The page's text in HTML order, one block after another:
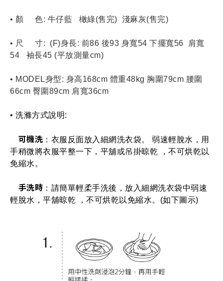
• 顏     色: 牛仔藍   橄綠(售完) 淺麻灰(售完)
• 尺     寸:  (F)身長: 前86 後93 身寬54 下擺寬56  肩寬
54   袖長45 (平放測量cm)
• MODEL身型: 身高168cm 體重48kg 胸圍79cm 腰圍
66cm 臀圍89cm 肩寬36cm
• 洗滌方式說明:
可機洗 ：衣服反面放入細網洗衣袋。 弱速輕脫水，用
手稍微將衣服平整一下，平舖或吊掛晾乾 ，不可烘乾以
免縮水。
手洗時 ：請簡單輕柔手洗後，放入細網洗衣袋中弱速
輕脫水，平舖晾乾 ，不可烘乾以免縮水。(如下圖示)